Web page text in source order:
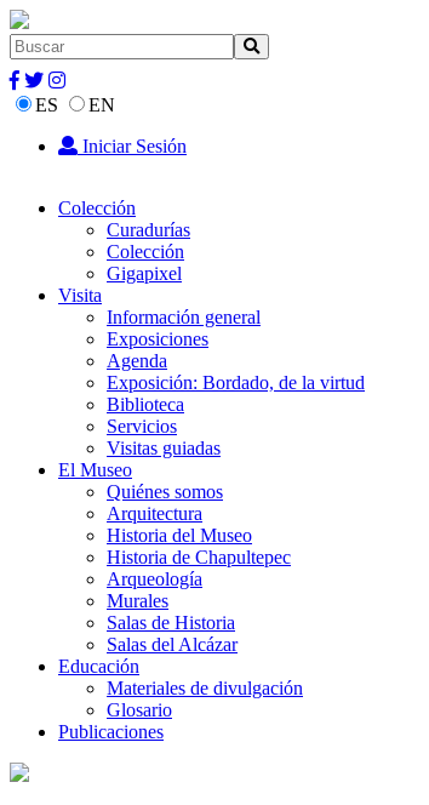
ES
EN
Iniciar Sesión
Colección
Curadurías
Colección
Gigapixel
Visita
Información general
Exposiciones
Agenda
Exposición: Bordado, de la virtud
Biblioteca
Servicios
Visitas guiadas
El Museo
Quiénes somos
Arquitectura
Historia del Museo
Historia de Chapultepec
Arqueología
Murales
Salas de Historia
Salas del Alcázar
Educación
Materiales de divulgación
Glosario
Publicaciones